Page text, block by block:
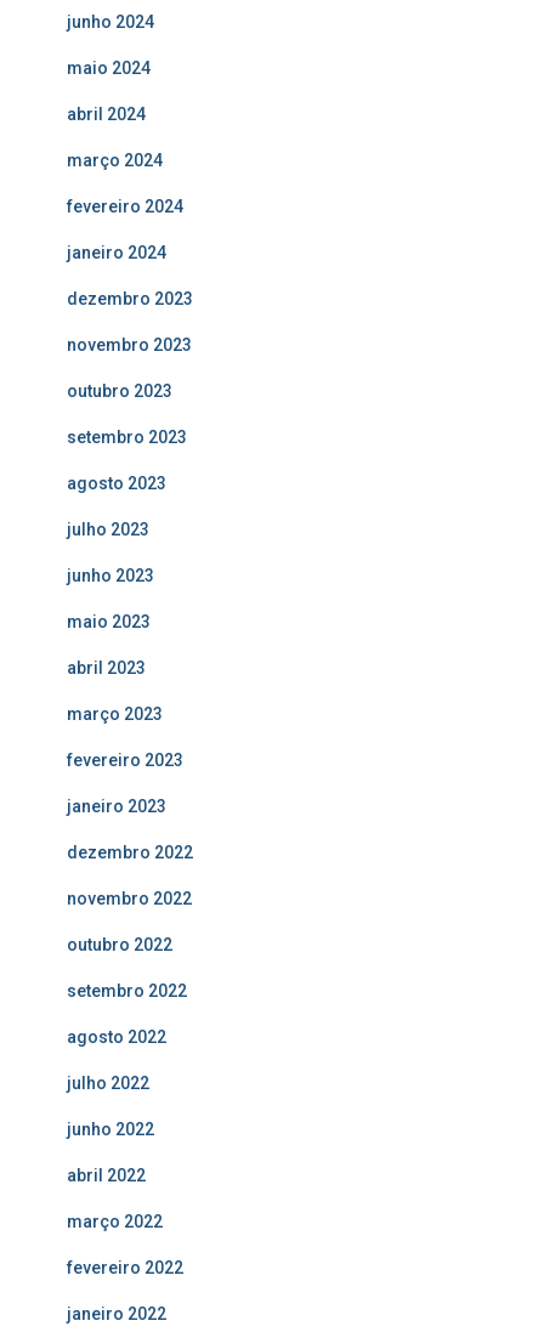
junho 2024
maio 2024
abril 2024
março 2024
fevereiro 2024
janeiro 2024
dezembro 2023
novembro 2023
outubro 2023
setembro 2023
agosto 2023
julho 2023
junho 2023
maio 2023
abril 2023
março 2023
fevereiro 2023
janeiro 2023
dezembro 2022
novembro 2022
outubro 2022
setembro 2022
agosto 2022
julho 2022
junho 2022
abril 2022
março 2022
fevereiro 2022
janeiro 2022